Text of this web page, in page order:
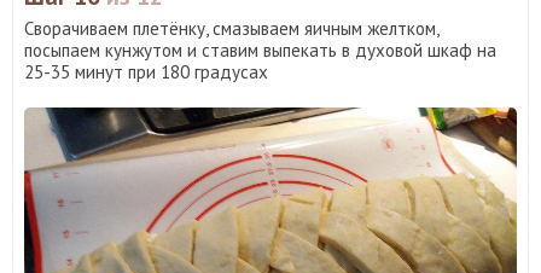
Сворачиваем плетёнку, смазываем яичным желтком,
посыпаем кунжутом и ставим выпекать в духовой шкаф на
25-35 минут при 180 градусах